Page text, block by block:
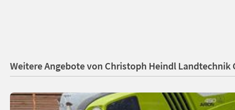
Weitere Angebote von Christoph Heindl Landtechnik